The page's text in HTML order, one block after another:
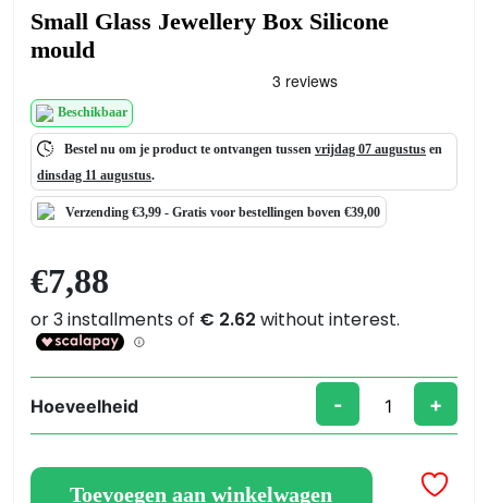
Small Glass Jewellery Box Silicone
mould
Beschikbaar
Bestel nu om je product te ontvangen tussen vrijdag 07 augustus en
dinsdag 11 augustus.
Verzending €3,99 - Gratis voor bestellingen boven €39,00
€7,88
Hoeveelheid
Small
Jewellery
- +
Toevoegen aan winkelwagen